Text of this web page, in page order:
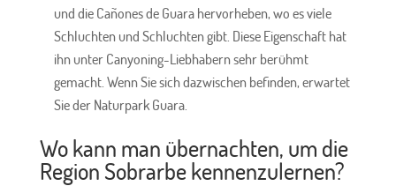
und die Cañones de Guara hervorheben, wo es viele
Schluchten und Schluchten gibt. Diese Eigenschaft hat
ihn unter Canyoning-Liebhabern sehr berühmt
gemacht. Wenn Sie sich dazwischen befinden, erwartet
Sie der Naturpark Guara.
Wo kann man übernachten, um die
Region Sobrarbe kennenzulernen?